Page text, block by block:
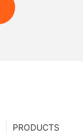
PRODUCTS